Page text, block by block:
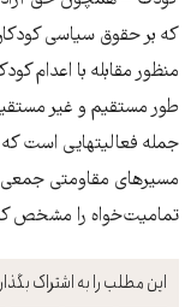
این مطلب را به اشتراک
که بر حقوق سیاسی
منظور مقابله با اعدام
طور مستقیم و غیر
جمله فعالیت­هایی است که
مسیرهای مقاومتی جمعی
تمامیت‌خواه را مشخص